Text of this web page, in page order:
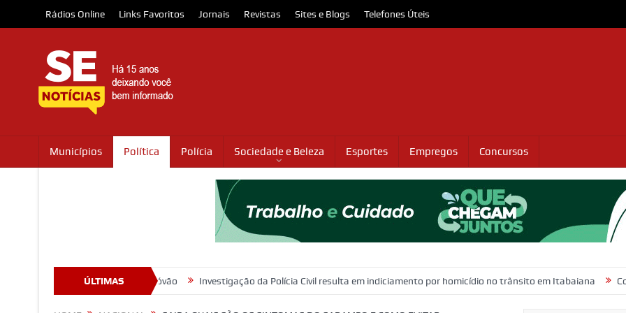
Rádios Online Links Favoritos Jornais Revistas Sites e Blogs Telefones Úteis
Municípios Política Polícia Sociedade e Beleza Esportes Empregos Concursos
ÚLTIMAS
Água, em São Cristóvão Investigação da Polícia Civil resulta em indiciamento por homicídio no trânsito em Itabaiana Confira as